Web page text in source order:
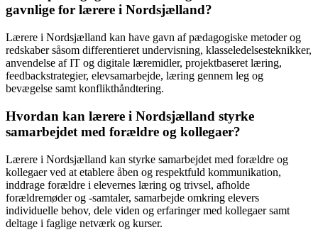
gavnlige for lærere i Nordsjælland?
Lærere i Nordsjælland kan have gavn af pædagogiske metoder og
redskaber såsom differentieret undervisning, klasseledelsesteknikker,
anvendelse af IT og digitale læremidler, projektbaseret læring,
feedbackstrategier, elevsamarbejde, læring gennem leg og
bevægelse samt konflikthåndtering.
Hvordan kan lærere i Nordsjælland styrke
samarbejdet med forældre og kollegaer?
Lærere i Nordsjælland kan styrke samarbejdet med forældre og
kollegaer ved at etablere åben og respektfuld kommunikation,
inddrage forældre i elevernes læring og trivsel, afholde
forældremøder og -samtaler, samarbejde omkring elevers
individuelle behov, dele viden og erfaringer med kollegaer samt
deltage i faglige netværk og kurser.